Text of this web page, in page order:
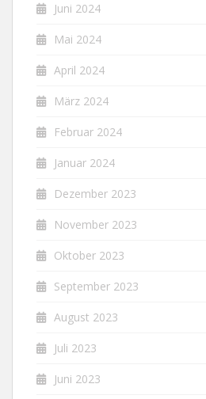
Juni 2024
Mai 2024
April 2024
März 2024
Februar 2024
Januar 2024
Dezember 2023
November 2023
Oktober 2023
September 2023
August 2023
Juli 2023
Juni 2023